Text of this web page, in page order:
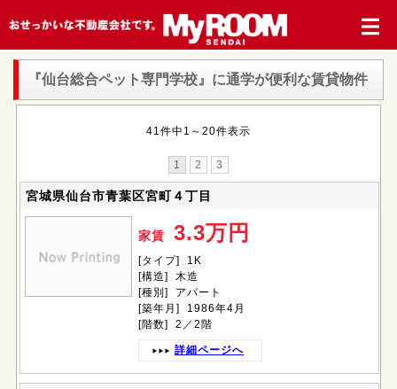
『仙台総合ペット専門学校』 に通学が便利な賃貸物件
41件中1～20件表示
1 2 3
宮城県仙台市青葉区宮町４丁目
家賃3.3万円
[タイプ] 1K
[構造] 木造
[種別] アパート
[築年月] 1986年4月
[階数] 2／2階
詳細ページへ